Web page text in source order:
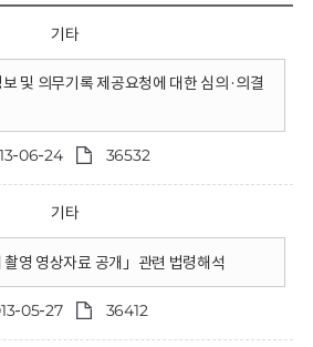
기타
및 의무기록 제공요청에 대한 심의·의결
06-24 36532
기타
촬영 영상자료 공개」관련 법령해석
05-27 36412